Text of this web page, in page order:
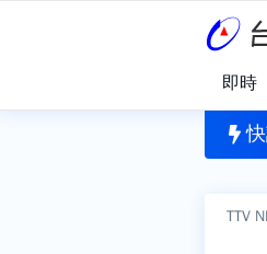
即時
一次？台電公布答案 「1晾
TTV